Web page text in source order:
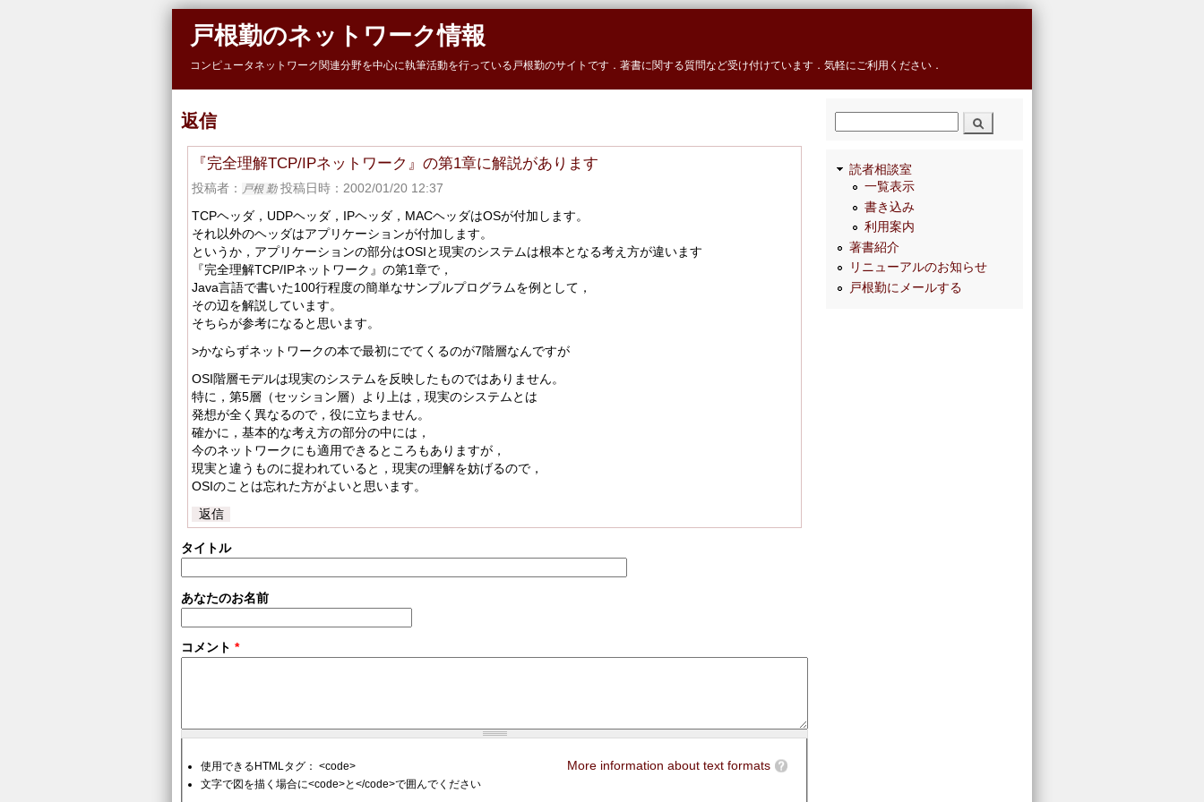
戸根勤のネットワーク情報
コンピュータネットワーク関連分野を中心に執筆活動を行っている戸根勤のサイトです．著書に関する質問など受け付けています．気軽にご利用ください．
返信
『完全理解TCP/IPネットワーク』の第1章に解説があります
投稿者： 戸根 勤投稿日時：2002/01/20 12:37
TCPヘッダ，UDPヘッダ，IPヘッダ，MACヘッダはOSが付加します。
それ以外のヘッダはアプリケーションが付加します。
というか，アプリケーションの部分はOSIと現実のシステムは根本となる考え方が違います
『完全理解TCP/IPネットワーク』の第1章で，
Java言語で書いた100行程度の簡単なサンプルプログラムを例として，
その辺を解説しています。
そちらが参考になると思います。
>かならずネットワークの本で最初にでてくるのが7階層なんですが
OSI階層モデルは現実のシステムを反映したものではありません。
特に，第5層（セッション層）より上は，現実のシステムとは
発想が全く異なるので，役に立ちません。
確かに，基本的な考え方の部分の中には，
今のネットワークにも適用できるところもありますが，
現実と違うものに捉われていると，現実の理解を妨げるので，
OSIのことは忘れた方がよいと思います。
返信
タイトル
あなたのお名前
コメント *
More information about text formats
使用できるHTMLタグ： <code>
文字で図を描く場合に<code>と</code>で囲んでください
検索
読者相談室
一覧表示
書き込み
利用案内
著書紹介
リニューアルのお知らせ
戸根勤にメールする